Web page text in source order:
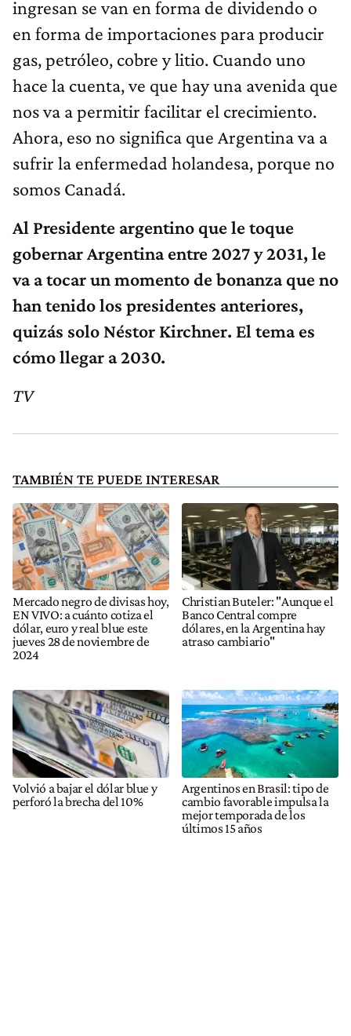
ingresan se van en forma de dividendo o
en forma de importaciones para producir
gas, petróleo, cobre y litio. Cuando uno
hace la cuenta, ve que hay una avenida que
nos va a permitir facilitar el crecimiento.
Ahora, eso no significa que Argentina va a
sufrir la enfermedad holandesa, porque no
somos Canadá.
Al Presidente argentino que le toque
gobernar Argentina entre 2027 y 2031, le
va a tocar un momento de bonanza que no
han tenido los presidentes anteriores,
quizás solo Néstor Kirchner. El tema es
cómo llegar a 2030.
TV
TAMBIÉN TE PUEDE INTERESAR
Mercado negro de divisas hoy,
EN VIVO: a cuánto cotiza el
dólar, euro y real blue este
jueves 28 de noviembre de
2024
Christian Buteler: "Aunque el
Banco Central compre
dólares, en la Argentina hay
atraso cambiario"
Volvió a bajar el dólar blue y
perforó la brecha del 10%
Argentinos en Brasil: tipo de
cambio favorable impulsa la
mejor temporada de los
últimos 15 años